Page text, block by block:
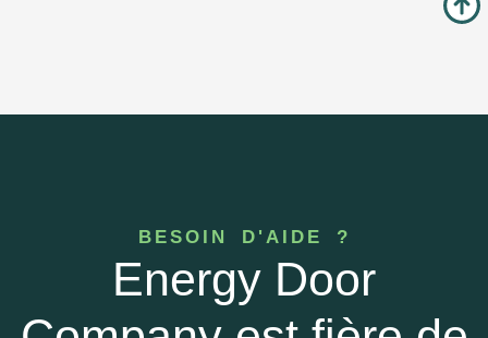
BESOIN D'AIDE ?
Energy Door